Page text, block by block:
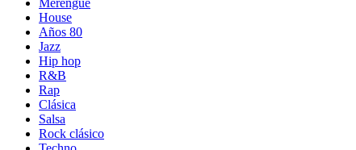
Merengue
House
Años 80
Jazz
Hip hop
R&B
Rap
Clásica
Salsa
Rock clásico